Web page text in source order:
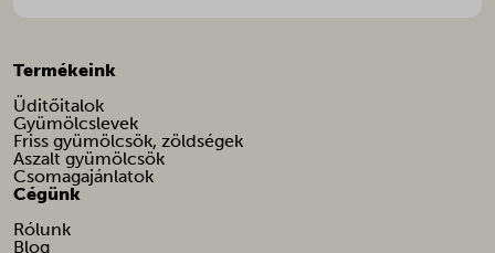
Termékeink
Üditőitalok
Gyümölcslevek
Friss gyümölcsök, zöldségek
Aszalt gyümölcsök
Csomagajánlatok
Cégünk
Rólunk
Blog